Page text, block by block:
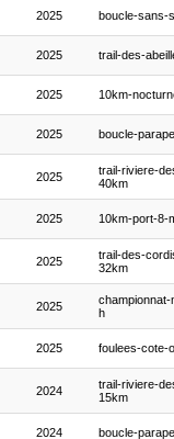
2025 boucle-sans-
2025 trail-des-
2025 10km-
2025 boucle-
2025
trail-riviere-
40km
2025 10km-port-8-
2025
trail-des-
32km
2025
championnat-
h
2025 foulees-cote-
2024
trail-riviere-
15km
2024 boucle-